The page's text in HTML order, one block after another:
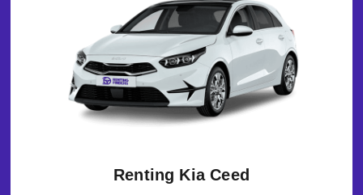
Renting Kia Ceed